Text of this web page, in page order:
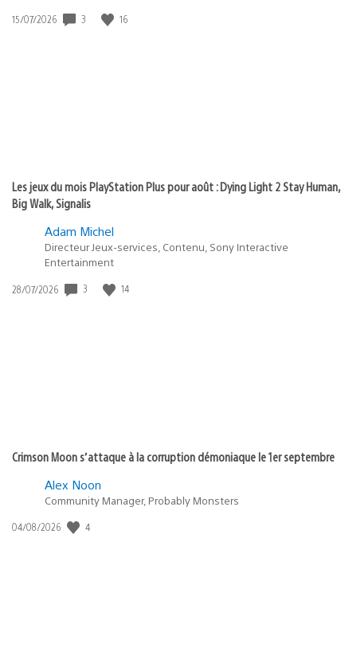
Date
15/07/2026 3 16
Les jeux du mois PlayStation Plus pour août : Dying Light 2 Stay Human,
Big Walk, Signalis
Adam Michel
Directeur Jeux-services, Contenu, Sony Interactive
Entertainment
Date
28/07/2026 3 14
Crimson Moon s’attaque à la corruption démoniaque le 1er septembre
Alex Noon
Community Manager, Probably Monsters
Date
04/08/2026 4